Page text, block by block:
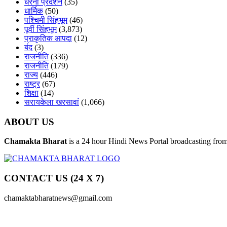
धरना प्रदर्शन (35)
धार्मिक(50)
पश्चिमी सिंहभूम(46)
पूर्वी सिंहभूम(3,873)
प्राकृतिक आपदा (12)
बंद(3)
राजनीति(336)
राजनीति(179)
राज्य (446)
राष्ट्र(67)
शिक्षा (14)
सरायकेला खरसावां (1,066)
ABOUT US
Chamakta Bharatis a 24 hour Hindi News Portal broadcasting
CONTACT US (24 X 7)
chamaktabharatnews@gmail.com